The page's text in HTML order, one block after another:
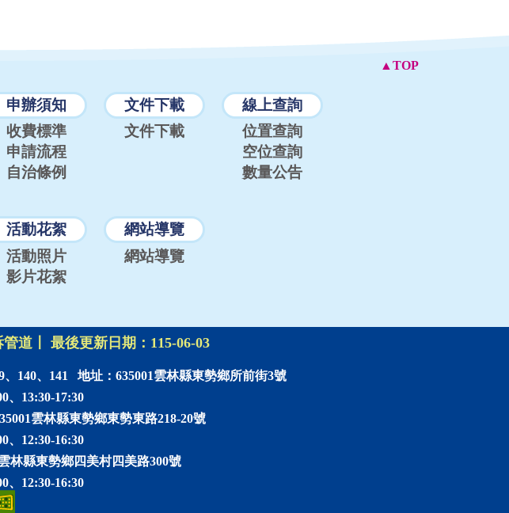
▲TOP
申辦須知
收費標準
申請流程
自治條例
文件下載
文件下載
線上查詢
位置查詢
空位查詢
數量公告
活動花絮
活動照片
影片花絮
網站導覽
網站導覽
管道〡 最後更新日期： 115-06-03
、140、141
地址：635001雲林縣東勢鄉所前街3號
、13:30-17:30
雲林縣東勢鄉東勢東路218-20號
、12:30-16:30
林縣東勢鄉四美村四美路300號
、12:30-16:30